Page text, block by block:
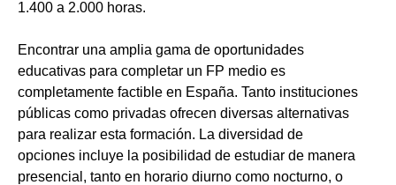
1.400 a 2.000 horas.
Encontrar una amplia gama de oportunidades
educativas para completar un FP medio es
completamente factible en España. Tanto instituciones
públicas como privadas ofrecen diversas alternativas
para realizar esta formación. La diversidad de
opciones incluye la posibilidad de estudiar de manera
presencial, tanto en horario diurno como nocturno, o